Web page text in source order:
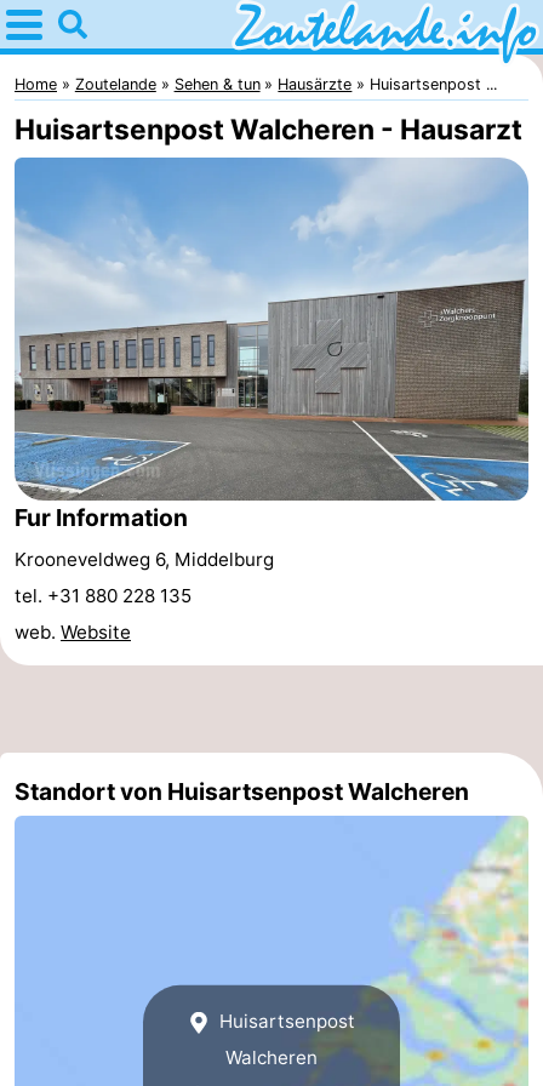
Home
Zoutelande
Tipps
kindern
Webcam
Langstraat
Webcam
Strand
Übernachten
Appartements
-
Aparthotel
Zoutelande
-
Duinflat
-
18
Kurhaus
-
Home Zoutelande Sehen & tun Hausärzte Huisartsenpost ...
Huisartsenpost Walcheren - Hausarzt
Fur Information
Krooneveldweg 6, Middelburg
tel. +31 880 228 135
web. Website
Standort von Huisartsenpost Walcheren
Huisartsenpost
Walcheren